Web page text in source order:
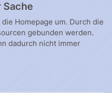
Sache
Homepage um. Durch die
gebunden werden.
dadurch nicht immer